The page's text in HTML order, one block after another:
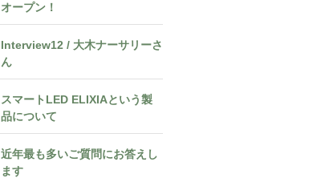
オープン！
Interview12 / 大木ナーサリーさ
ん
スマートLED ELIXIAという製
品について
近年最も多いご質問にお答えし
ます